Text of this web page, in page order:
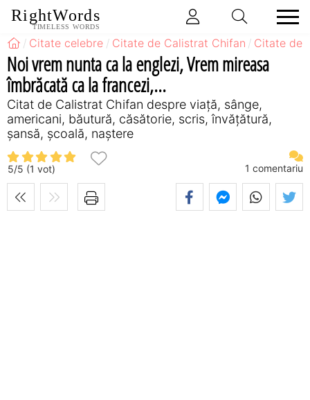
RightWords
TIMELESS WORDS
Citate celebre Citate de Calistrat Chifan Citate de
Noi vrem nunta ca la englezi, Vrem mireasa
îmbrăcată ca la francezi,...
Citat de Calistrat Chifan despre viață, sânge,
americani, băutură, căsătorie, scris, învățătură,
șansă, școală, naștere
5/5 (1 vot) 1 comentariu